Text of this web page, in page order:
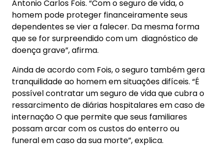
Antonio Carlos Fois. “Com o seguro de vida, o
homem pode proteger financeiramente seus
dependentes se vier a falecer. Da mesma forma
que se for surpreendido com um diagnóstico de
doença grave”, afirma.
Ainda de acordo com Fois, o seguro também gera
tranquilidade ao homem em situações difíceis. “É
possível contratar um seguro de vida que cubra o
ressarcimento de diárias hospitalares em caso de
internação O que permite que seus familiares
possam arcar com os custos do enterro ou
funeral em caso da sua morte”, explica.